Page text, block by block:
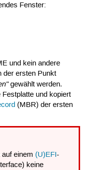
Fenster:
und kein andere
der ersten Punkt
gewählt werden.
und kopiert
(MBR) der ersten
einem (U)EFI-
keine